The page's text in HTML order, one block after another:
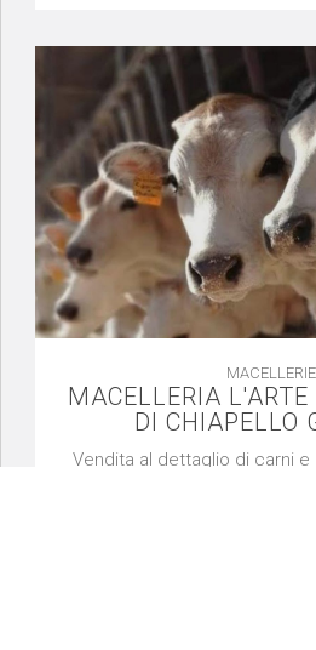
MACELLERIE
MACELLERIA
DI CHIAPELLO
Vendita al dettaglio di carni